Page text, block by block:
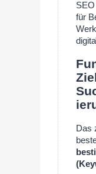
für
Das